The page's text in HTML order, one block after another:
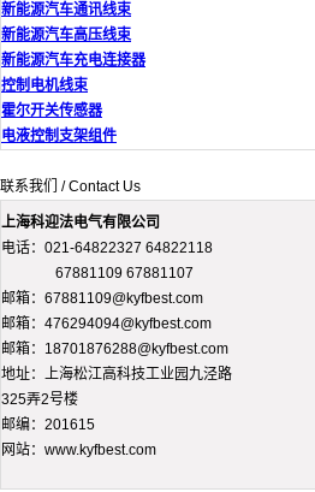
新能源汽车通讯线束
新能源汽车高压线束
新能源汽车充电连接器
控制电机线束
霍尔开关传感器
电液控制支架组件
联系我们 / Contact Us
上海科迎法电气有限公司
电话：021-64822327 64822118
67881109 67881107
邮箱：67881109@kyfbest.com
邮箱：476294094@kyfbest.com
邮箱：18701876288@kyfbest.com
地址：上海松江高科技工业园九泾路
325弄2号楼
邮编：201615
网站：www.kyfbest.com